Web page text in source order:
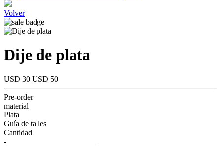
Volver
Dije de plata
USD 30 USD 50
Pre-order
material
Plata
Guía de talles
Cantidad
-